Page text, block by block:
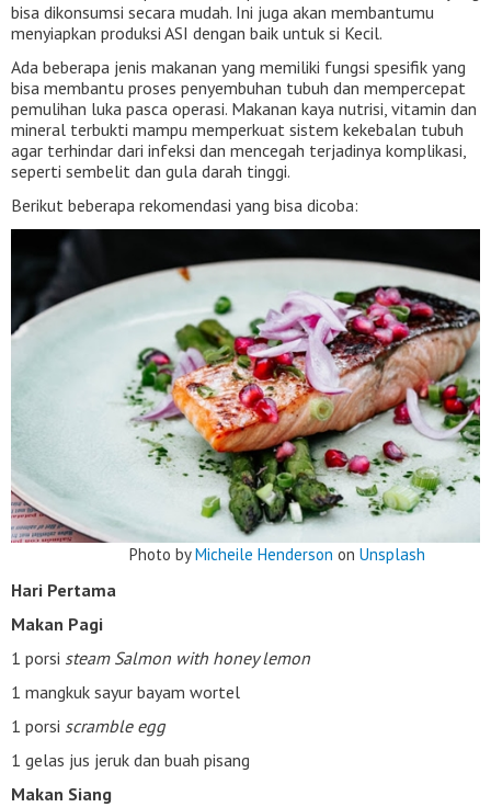
bisa dikonsumsi secara mudah. Ini juga akan membantumu
menyiapkan produksi ASI dengan baik untuk si Kecil.
Ada beberapa jenis makanan yang memiliki fungsi spesifik yang
bisa membantu proses penyembuhan tubuh dan mempercepat
pemulihan luka pasca operasi. Makanan kaya nutrisi, vitamin dan
mineral terbukti mampu memperkuat sistem kekebalan tubuh
agar terhindar dari infeksi dan mencegah terjadinya komplikasi,
seperti sembelit dan gula darah tinggi.
Berikut beberapa rekomendasi yang bisa dicoba:
Photo byMicheile Henderson on Unsplash
Hari Pertama
Makan Pagi
1 porsi steam Salmon with honey lemon
1 mangkuk sayur bayam wortel
1 porsi scramble egg
1 gelas jus jeruk dan buah pisang
Makan Siang